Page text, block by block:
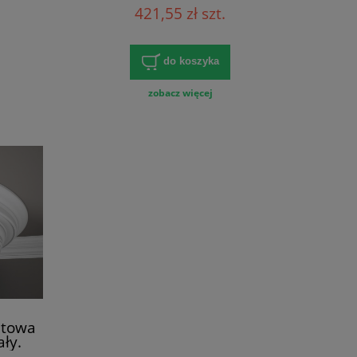
421,55 zł szt.
do koszyka
zobacz więcej